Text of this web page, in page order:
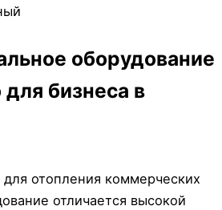
оборудование
бизнеса в
отопления коммерческих
отличается высокой